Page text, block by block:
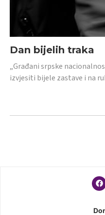
Dan bijelih traka
„Građani srpske
izvjesiti bijele zastave i na